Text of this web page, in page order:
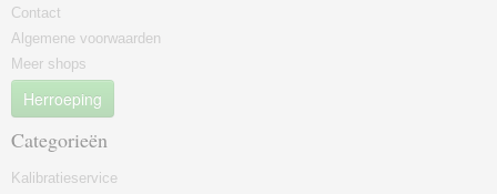
Contact
Algemene voorwaarden
Meer shops
Herroeping
Categorieën
Kalibratieservice